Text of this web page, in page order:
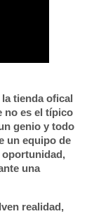
tienda ofical
no es el típico
genio y todo
un equipo de
oportunidad,
una
realidad,